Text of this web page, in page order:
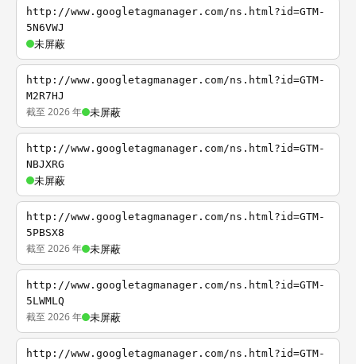
http://www.googletagmanager.com/ns.html?id=GTM-
5N6VWJ
未屏蔽
http://www.googletagmanager.com/ns.html?id=GTM-
M2R7HJ
截至 2026 年 未屏蔽
http://www.googletagmanager.com/ns.html?id=GTM-
NBJXRG
未屏蔽
http://www.googletagmanager.com/ns.html?id=GTM-
5PBSX8
截至 2026 年 未屏蔽
http://www.googletagmanager.com/ns.html?id=GTM-
5LWMLQ
截至 2026 年 未屏蔽
http://www.googletagmanager.com/ns.html?id=GTM-